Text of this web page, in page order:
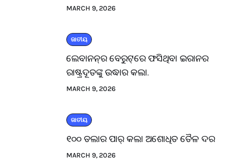
MARCH 9, 2026
ଜାତୀୟ
ଲେବାନନ୍‌ର ବେରୁଟ୍‌ରେ ଫସିଥିବା ଇରାନର
ରାଷ୍ଟ୍ରଦୂତଙ୍କୁ ଉଦ୍ଧାର କଲା.
MARCH 9, 2026
ଜାତୀୟ
୧୦୦ ଡଲାର ପାର୍ କଲା ଅଶୋଧିତ ତୈଳ ଦର
MARCH 9, 2026